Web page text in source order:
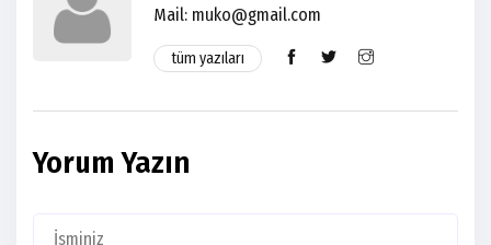
Mail: muko@gmail.com
tüm yazıları
Yorum Yazın